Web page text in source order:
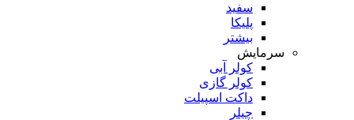
سفید
پلیکا
بیشتر
سرمایش
کولر آبی
کولر گازی
داکت اسپیلت
چیلر